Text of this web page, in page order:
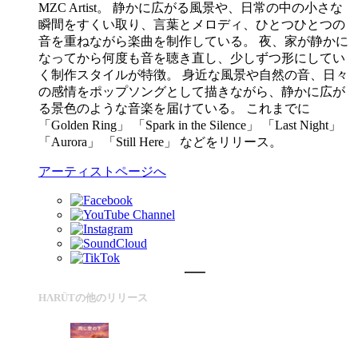
MZC Artist。 静かに広がる風景や、日常の中の小さな
瞬間をすくい取り、言葉とメロディ、ひとつひとつの
音を重ねながら楽曲を制作している。 夜、家が静かに
なってから何度も音を聴き直し、少しずつ形にしてい
く制作スタイルが特徴。 身近な風景や自然の音、日々
の感情をポップソングとして描きながら、静かに広が
る景色のような音楽を届けている。 これまでに
「Golden Ring」 「Spark in the Silence」 「Last Night」
「Aurora」 「Still Here」 などをリリース。
アーティストページへ
HΛRÜTの他のリリース